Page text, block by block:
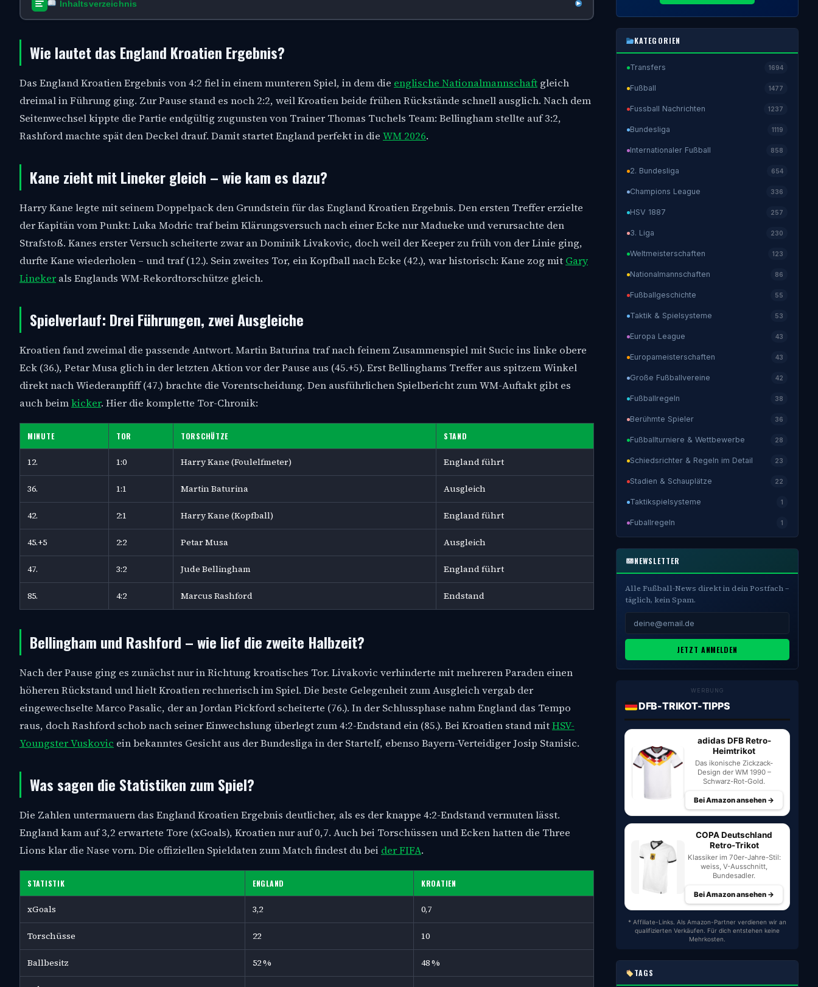
Inhaltsverzeichnis
Wie lautet das England Kroatien Ergebnis?
Das England Kroatien Ergebnis von 4:2 fiel in einem munteren Spiel, in dem die englische Nationalmannschaft gleich
dreimal in Führung ging. Zur Pause stand es noch 2:2, weil Kroatien beide frühen Rückstände schnell ausglich. Nach dem
Seitenwechsel kippte die Partie endgültig zugunsten von Trainer Thomas Tuchels Team: Bellingham stellte auf 3:2,
Rashford machte spät den Deckel drauf. Damit startet England perfekt in die WM 2026.
Kane zieht mit Lineker gleich – wie kam es dazu?
Harry Kane legte mit seinem Doppelpack den Grundstein für das England Kroatien Ergebnis. Den ersten Treffer erzielte
der Kapitän vom Punkt: Luka Modric traf beim Klärungsversuch nach einer Ecke nur Madueke und verursachte den
Strafstoß. Kanes erster Versuch scheiterte zwar an Dominik Livakovic, doch weil der Keeper zu früh von der Linie ging,
durfte Kane wiederholen – und traf (12.). Sein zweites Tor, ein Kopfball nach Ecke (42.), war historisch: Kane zog mit Gary
Lineker als Englands WM-Rekordtorschütze gleich.
Spielverlauf: Drei Führungen, zwei Ausgleiche
Kroatien fand zweimal die passende Antwort. Martin Baturina traf nach feinem Zusammenspiel mit Sucic ins linke obere
Eck (36.), Petar Musa glich in der letzten Aktion vor der Pause aus (45.+5). Erst Bellinghams Treffer aus spitzem Winkel
direkt nach Wiederanpfiff (47.) brachte die Vorentscheidung. Den ausführlichen Spielbericht zum WM-Auftakt gibt es
auch beimkicker. Hier die komplette Tor-Chronik:
MINUTE TOR TORSCHÜTZE STAND
12. 1:0 Harry Kane (Foulelfmeter) England führt
36. 1:1 Martin Baturina Ausgleich
42. 2:1 Harry Kane (Kopfball) England führt
45.+5 2:2 Petar Musa Ausgleich
47. 3:2 Jude Bellingham England führt
85. 4:2 Marcus Rashford Endstand
Bellingham und Rashford – wie lief die zweite Halbzeit?
Nach der Pause ging es zunächst nur in Richtung kroatisches Tor. Livakovic verhinderte mit mehreren Paraden einen
höheren Rückstand und hielt Kroatien rechnerisch im Spiel. Die beste Gelegenheit zum Ausgleich vergab der
eingewechselte Marco Pasalic, der an Jordan Pickford scheiterte (76.). In der Schlussphase nahm England das Tempo
raus, doch Rashford schob nach seiner Einwechslung überlegt zum 4:2-Endstand ein (85.). Bei Kroatien stand mitHSV-
Youngster Vuskovic ein bekanntes Gesicht aus der Bundesliga in der Startelf, ebenso Bayern-Verteidiger Josip Stanisic.
Was sagen die Statistiken zum Spiel?
Die Zahlen untermauern das England Kroatien Ergebnis deutlicher, als es der knappe 4:2-Endstand vermuten lässt.
England kam auf 3,2 erwartete Tore (xGoals), Kroatien nur auf 0,7. Auch bei Torschüssen und Ecken hatten die Three
Lions klar die Nase vorn. Die offiziellen Spieldaten zum Match findest du bei der FIFA.
STATISTIK ENGLAND KROATIEN
xGoals 3,2 0,7
Torschüsse 22 10
Ballbesitz 52 % 48 %
KATEGORIEN
Transfers 1694
Fußball 1477
Fussball Nachrichten 1237
Bundesliga 1119
Internationaler Fußball 858
2. Bundesliga 654
Champions League 336
HSV 1887 257
3. Liga 230
Weltmeisterschaften 123
Nationalmannschaften 86
Fußballgeschichte 55
Taktik & Spielsysteme 53
Europa League 43
Europameisterschaften 43
Große Fußballvereine 42
Fußballregeln 38
Berühmte Spieler 36
Fußballturniere & Wettbewerbe 28
Schiedsrichter & Regeln im Detail 23
Stadien & Schauplätze 22
Taktikspielsysteme 1
Fuballregeln 1
NEWSLETTER
Alle Fußball-News direkt in dein Postfach –
täglich, kein Spam.
JETZT ANMELDEN
WERBUNG
DFB-TRIKOT-TIPPS
adidas DFB Retro-
Heimtrikot
Das ikonische Zickzack-
Design der WM 1990 –
Schwarz-Rot-Gold.
Bei Amazon ansehen →
COPA Deutschland
Retro-Trikot
Klassiker im 70er-Jahre-Stil:
weiss, V-Ausschnitt,
Bundesadler.
Bei Amazon ansehen →
* Affiliate-Links. Als Amazon-Partner verdienen wir an
qualifizierten Verkäufen. Für dich entstehen keine
Mehrkosten.
TAGS